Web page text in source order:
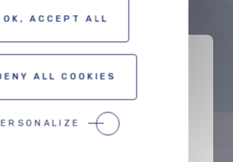
OK, ACCEPT ALL
ALL COOKIES